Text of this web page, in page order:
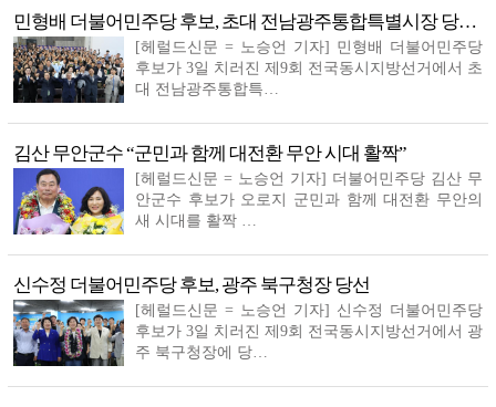
민형배 더불어민주당 후보, 초대 전남광주통합특별시장 당…
[헤럴드신문 = 노승언 기자] 민형배 더불어민주당
후보가 3일 치러진 제9회 전국동시지방선거에서 초
대 전남광주통합특…
김산 무안군수 “군민과 함께 대전환 무안 시대 활짝”
[헤럴드신문 = 노승언 기자] 더불어민주당 김산 무
안군수 후보가 오로지 군민과 함께 대전환 무안의
새 시대를 활짝 …
신수정 더불어민주당 후보, 광주 북구청장 당선
[헤럴드신문 = 노승언 기자] 신수정 더불어민주당
후보가 3일 치러진 제9회 전국동시지방선거에서 광
주 북구청장에 당…